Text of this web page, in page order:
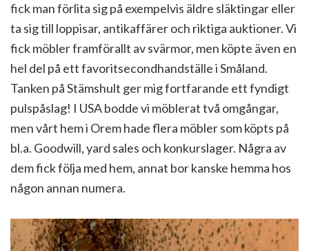
fick man förlita sig på exempelvis äldre släktingar eller
ta sig till loppisar, antikaffärer och riktiga auktioner. Vi
fick möbler framförallt av svärmor, men köpte även en
hel del på ett favoritsecondhandställe i Småland.
Tanken på Stämshult ger mig fortfarande ett fyndigt
pulspåslag! I USA bodde vi möblerat två omgångar,
men vårt hem i Orem hade flera möbler som köpts på
bl.a. Goodwill, yard sales och konkurslager. Några av
dem fick följa med hem, annat bor kanske hemma hos
någon annan numera.